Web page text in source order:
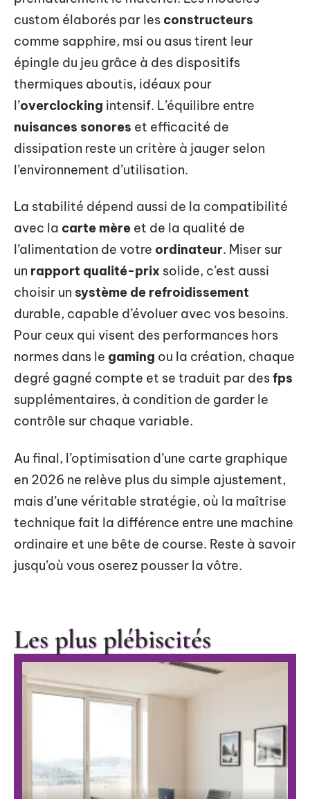
custom élaborés par les constructeurs
comme sapphire, msi ou asus tirent leur
épingle du jeu grâce à des dispositifs
thermiques aboutis, idéaux pour
l’overclocking intensif. L’équilibre entre
nuisances sonores et efficacité de
dissipation reste un critère à jauger selon
l’environnement d’utilisation.
La stabilité dépend aussi de la compatibilité
avec la carte mère et de la qualité de
l’alimentation de votre ordinateur. Miser sur
un rapport qualité-prix solide, c’est aussi
choisir un système de refroidissement
durable, capable d’évoluer avec vos besoins.
Pour ceux qui visent des performances hors
normes dans le gaming ou la création, chaque
degré gagné compte et se traduit par desfps
supplémentaires, à condition de garder le
contrôle sur chaque variable.
Au final, l’optimisation d’une carte graphique
en 2026 ne relève plus du simple ajustement,
mais d’une véritable stratégie, où la maîtrise
technique fait la différence entre une machine
ordinaire et une bête de course. Reste à savoir
jusqu’où vous oserez pousser la vôtre.
Les plus plébiscités